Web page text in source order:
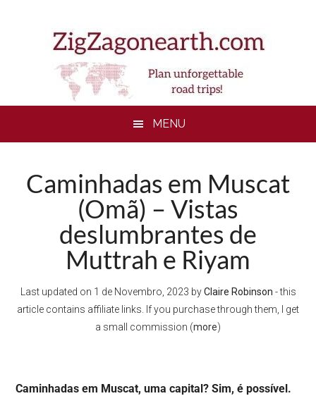
MENU
Caminhadas em Muscat
(Omã) – Vistas
deslumbrantes de
Muttrah e Riyam
Last updated on 1 de Novembro, 2023 byClaire Robinson - this
article contains affiliate links. If you purchase through them, I get
a small commission (more)
Caminhadas em Muscat, uma capital? Sim, é possível.